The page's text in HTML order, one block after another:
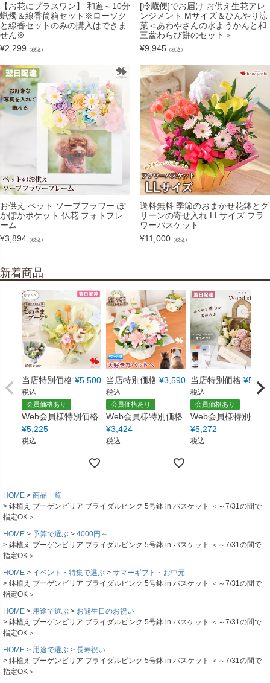
【お花にプラスワン】 和遊～10分
蝋燭＆線香筒箱セット※ローソク
と線香セットのみの購入はできま
せん※
¥2,299 （税込）
[冷蔵便]でお届け お供え生花アレ
ンジメント Mサイズ＆ひんやり涼
菓＜あわやさんの水ようかんと和
三盆わらび餅のセット＞
¥9,945 （税込）
お供え ペット ソープフラワー ぽ
かぽかポケット 仏花 フォトフレ
ーム
¥3,894 （税込）
送料無料 季節のおまかせ花鉢とグ
リーンの寄せ入れ LLサイズ フラ
ワーバスケット
¥11,000 （税込）
新着商品
当店特別価格 ¥5,500
税込
会員価格あり
Web会員様特別価格
¥5,225
税込
当店特別価格 ¥3,590
税込
会員価格あり
Web会員様特別価格
¥3,424
税込
当店特別価格 ¥5,550
税込
会員価格あり
Web会員様特別価格
¥5,272
税込
HOME
商品一覧
鉢植え ブーゲンビリア ブライダルピンク 5号鉢 in バスケット ＜～7/31の間で
指定OK＞
HOME
予算で選ぶ
4000円～
鉢植え ブーゲンビリア ブライダルピンク 5号鉢 in バスケット ＜～7/31の間で
指定OK＞
HOME
イベント・特集で選ぶ
サマーギフト・お中元
鉢植え ブーゲンビリア ブライダルピンク 5号鉢 in バスケット ＜～7/31の間で
指定OK＞
HOME
用途で選ぶ
お誕生日のお祝い
鉢植え ブーゲンビリア ブライダルピンク 5号鉢 in バスケット ＜～7/31の間で
指定OK＞
HOME
用途で選ぶ
長寿祝い
鉢植え ブーゲンビリア ブライダルピンク 5号鉢 in バスケット ＜～7/31の間で
指定OK＞